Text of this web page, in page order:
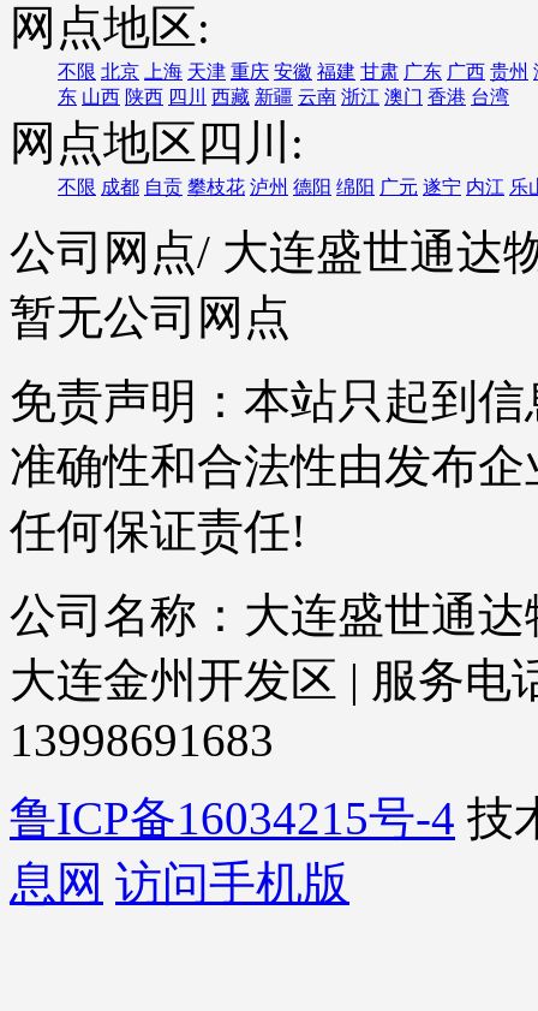
网点地区:
不限 北京 上海 天津 重庆 安徽 福建 甘肃 广东 广西 贵州
东 山西 陕西 四川 西藏 新疆 云南 浙江 澳门 香港 台湾
网点地区四川:
不限 成都 自贡 攀枝花 泸州 德阳 绵阳 广元 遂宁 内江 乐
公司网点/ 大连盛世通达
暂无公司网点
免责声明：本站只起到
准确性和合法性由发布
任何保证责任!
公司名称：大连盛世通
大连金州开发区 | 服务电
13998691683
鲁ICP备16034215号-4 技
息网 访问手机版